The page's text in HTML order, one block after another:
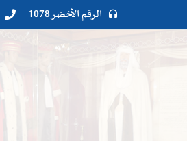

 الرقم الأخضر 1078 
